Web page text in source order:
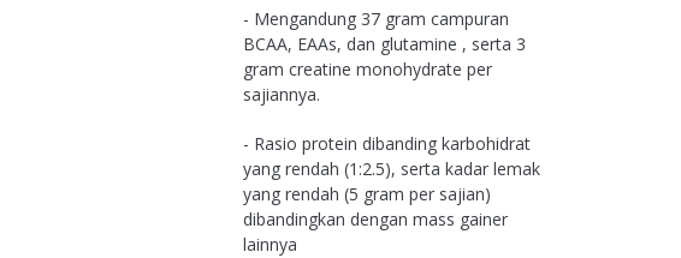
- Mengandung 37 gram campuran
BCAA, EAAs, dan glutamine , serta 3
gram creatine monohydrate per
sajiannya.
- Rasio protein dibanding karbohidrat
yang rendah (1:2.5), serta kadar lemak
yang rendah (5 gram per sajian)
dibandingkan dengan mass gainer
lainnya